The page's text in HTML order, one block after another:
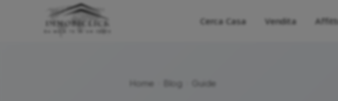
Cerca Casa Vendita
Home Blog Guide